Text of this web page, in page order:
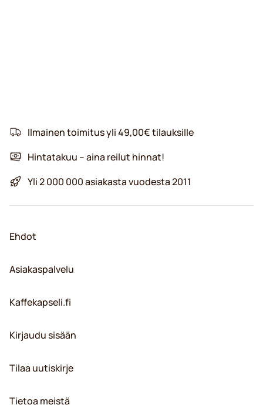
Ilmainen toimitus yli 49,00€ tilauksille
Hintatakuu – aina reilut hinnat!
Yli 2 000 000 asiakasta vuodesta 2011
Ehdot
Asiakaspalvelu
Kaffekapseli.fi
Kirjaudu sisään
Tilaa uutiskirje
Tietoa meistä